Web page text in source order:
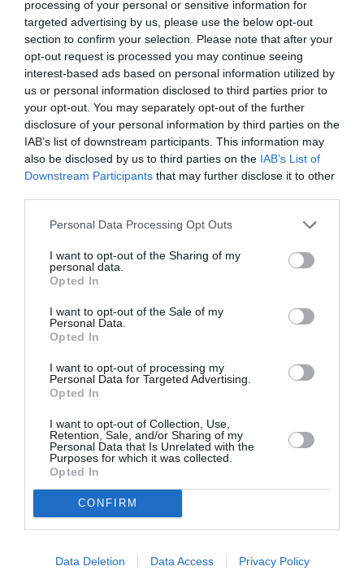
processing of your personal or sensitive information for
targeted advertising by us, please use the below opt-out
section to confirm your selection. Please note that after your
opt-out request is processed you may continue seeing
interest-based ads based on personal information utilized by
us or personal information disclosed to third parties prior to
your opt-out. You may separately opt-out of the further
disclosure of your personal information by third parties on the
IAB’s list of downstream participants. This information may
also be disclosed by us to third parties on the IAB’s List of
Downstream Participants that may further disclose it to other
Personal Data Processing Opt Outs
I want to opt-out of the Sharing of my
personal data.
Opted In
I want to opt-out of the Sale of my
Personal Data.
Opted In
I want to opt-out of processing my
Personal Data for Targeted Advertising.
Opted In
I want to opt-out of Collection, Use,
Retention, Sale, and/or Sharing of my
Personal Data that Is Unrelated with the
Purposes for which it was collected.
Opted In
CONFIRM
Data Deletion Data Access Privacy Policy
Jacques aa commenté :
17 mai 2021 - 15 h 12
min
CMA CGM Air Cargo SAS
SIRET: 89090674600015
Numéro RCS: Marseille B 890 906 746
Le fait que les avions soient opérés en CMI par un
tiers ne change rien.
RÉPONDRE
Je serais curieux de connaître la nature et le volume des
imports ou des exports à l’escale de Beyrouth dans la
laisser en rade le pays de leur « envol » économique et
financier!
LAISSER UN COMMENTAIRE
FAIRE UN DON
Appel aux lecteurs !
Soutenez Air Journal participezà son